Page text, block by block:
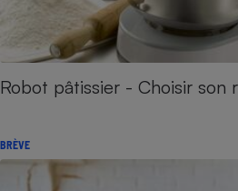
Robot pâtissier - Choisir son
BRÈVE